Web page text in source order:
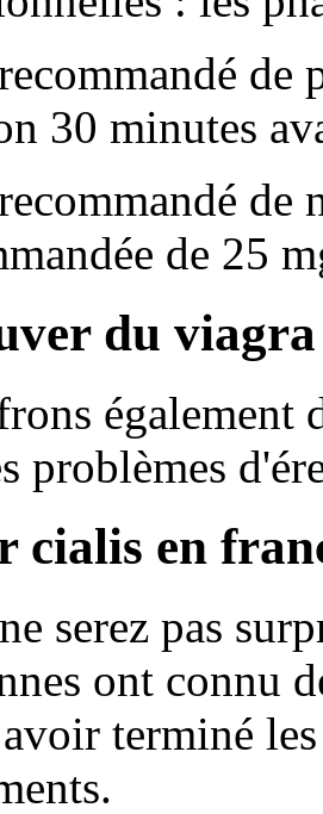
de
30 minutes
de
de 25
du viagra
également
problèmes
cialis en
serez pas
ont connu
terminé